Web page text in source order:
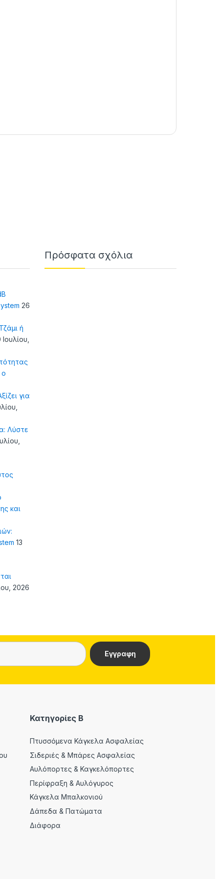
26
ή
ο
για
Λύστε
και
13
2026
Πρόσφατα σχόλια
Κατηγορίες Β
Πτυσσόμενα Κάγκελα Ασφαλείας
Σιδεριές & Μπάρες Ασφαλείας
Αυλόπορτες & Καγκελόπορτες
Περίφραξη & Αυλόγυρος
Κάγκελα Μπαλκονιού
Δάπεδα & Πατώματα
Διάφορα